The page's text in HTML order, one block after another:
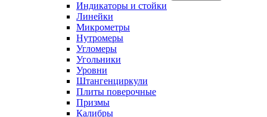
Индикаторы и стойки
Линейки
Микрометры
Нутромеры
Угломеры
Угольники
Уровни
Штангенциркули
Плиты поверочные
Призмы
Калибры